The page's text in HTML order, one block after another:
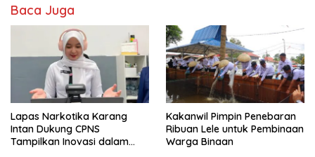
Baca Juga
Lapas Narkotika Karang
Intan Dukung CPNS
Tampilkan Inovasi dalam
Kakanwil Pimpin Penebaran
Ribuan Lele untuk Pembinaan
Warga Binaan